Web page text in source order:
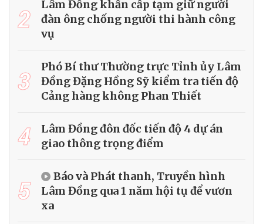
2
Lâm Đồng khẩn cấp tạm giữ người
đàn ông chống người thi hành công
vụ
3
Phó Bí thư Thường trực Tỉnh ủy Lâm
Đồng Đặng Hồng Sỹ kiểm tra tiến độ
Cảng hàng không Phan Thiết
4
Lâm Đồng đôn đốc tiến độ 4 dự án
giao thông trọng điểm
5
Báo và Phát thanh, Truyền hình
Lâm Đồng qua 1 năm hội tụ để vươn
xa